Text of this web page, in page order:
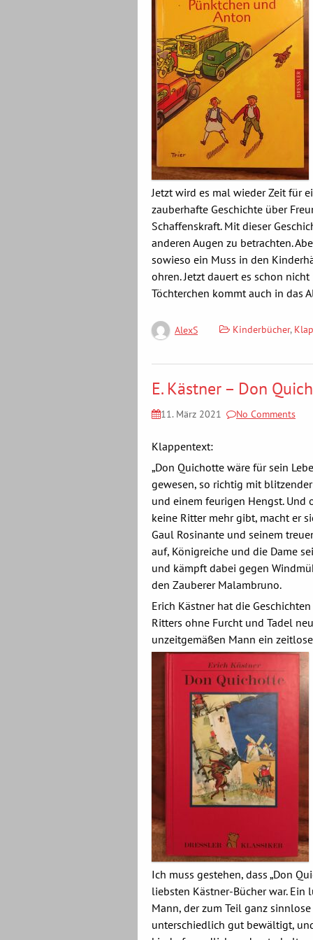
Jetzt wird es mal wieder Zeit für
zauberhafte Geschichte über
Schaffenskraft. Mit dieser
anderen Augen zu betrachten.
sowieso ein Muss in den
ohren. Jetzt dauert es schon
Töchterchen kommt auch in das
AlexS Kinderbücher,
E. Kästner – Don
11. März 2021 No Comments
Klappentext:
„Don Quichotte wäre für sein
gewesen, so richtig mit
und einem feurigen Hengst. Und
keine Ritter mehr gibt, macht er
Gaul Rosinante und seinem
auf, Königreiche und die Dame
und kämpft dabei gegen
den Zauberer Malambruno.
Erich Kästner hat die
Ritters ohne Furcht und Tadel
unzeitgemäßen Mann ein
Ich muss gestehen, dass „Don
liebsten Kästner-Bücher war. Ein
Mann, der zum Teil ganz
unterschiedlich gut bewältigt,